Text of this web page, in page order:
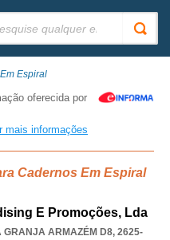
Espiral
oferecida por
mais informações
Cadernos Em Espiral
E Promoções, Lda
GRANJA ARMAZÉM D8, 2625-